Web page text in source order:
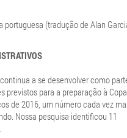
(tradução de Alan
a se desenvolver como
previstos para a preparação à
de 2016, um número cada vez
Nossa pesquisa identificou 11